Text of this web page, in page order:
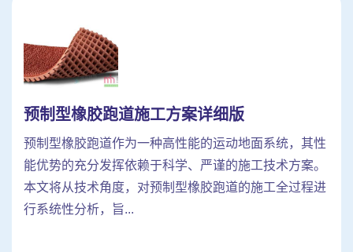
预制型橡胶跑道施工方案详细版
预制型橡胶跑道作为一种高性能的运动地面系统，其性
能优势的充分发挥依赖于科学、严谨的施工技术方案。
本文将从技术角度，对预制型橡胶跑道的施工全过程进
行系统性分析，旨...